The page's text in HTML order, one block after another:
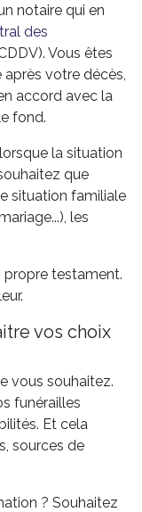
notaire qui en
des
Vous êtes
votre décès,
accord avec la
fond.
la situation
que
situation familiale
les
propre testament.
vos choix
vous souhaitez.
funérailles
Et cela
sources de
? Souhaitez